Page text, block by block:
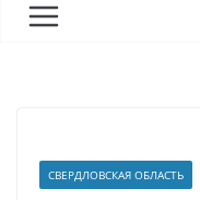
СВЕРДЛОВСКАЯ ОБЛАСТЬ